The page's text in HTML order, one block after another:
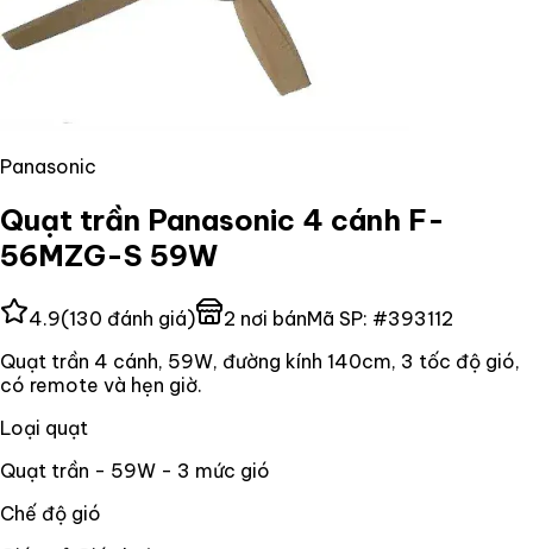
Panasonic
Quạt trần Panasonic 4 cánh F-
56MZG-S 59W
4.9(130 đánh giá) 2 nơi bánMã SP: #393112
Quạt trần 4 cánh, 59W, đường kính 140cm, 3 tốc độ gió,
có remote và hẹn giờ.
Loại quạt
Quạt trần - 59W - 3 mức gió
Chế độ gió